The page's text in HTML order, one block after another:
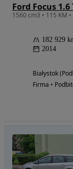
Ford Focus
182 929
2014
Białystok
Firma •